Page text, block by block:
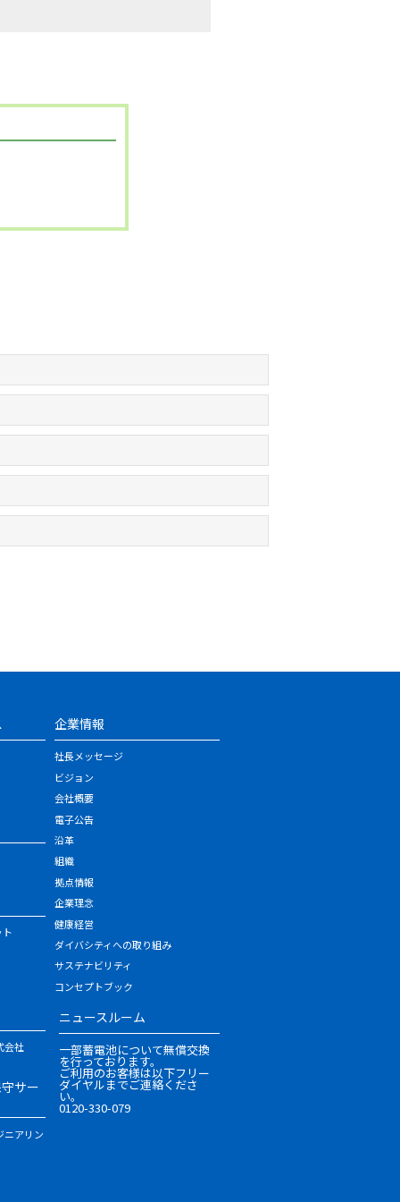
会社
サー
ニアリン
企業情報
社長メッセージ
ビジョン
会社概要
電子公告
沿革
組織
拠点情報
企業理念
健康経営
ダイバシティへの取り組み
サステナビリティ
コンセプトブック
ニュースルーム
一部蓄電池について無償交換
を行っております。
ご利用のお客様は以下フリー
ダイヤルまでご連絡くださ
い。
0120-330-079